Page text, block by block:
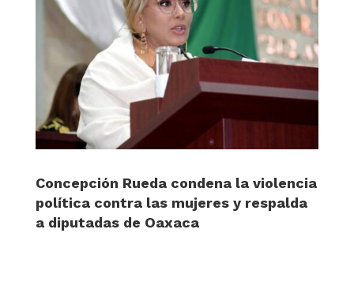
Concepción Rueda condena la violencia
política contra las mujeres y respalda
a diputadas de Oaxaca